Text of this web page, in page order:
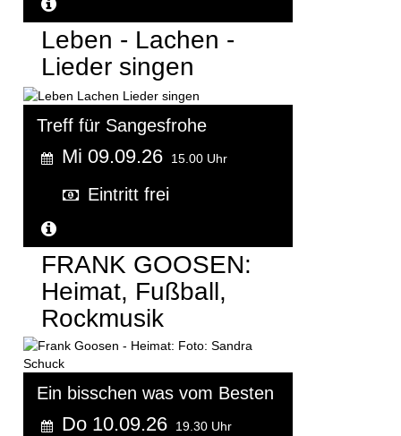
Leben - Lachen -
Lieder singen
Treff für Sangesfrohe
Mi 09.09.26 15.00 Uhr
Eintritt frei
FRANK GOOSEN:
Heimat, Fußball,
Rockmusik
Ein bisschen was vom Besten
Do 10.09.26 19.30 Uhr